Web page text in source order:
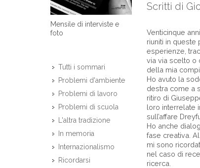
Mensile di interviste e
foto
Tutti i sommari
Problemi d'ambiente
Problemi di lavoro
Problemi di scuola
L'altra tradizione
In memoria
Internazionalismo
Ricordarsi
Scritti di
Venticinque
riuniti in queste
esperienze,
via via scelto o
della mia
Ho avuto la
destra come a
ritiro di
loro interrelate
sull’affare
Ho anche
fase creativa.
mi sono
nel caso di
ricerca.